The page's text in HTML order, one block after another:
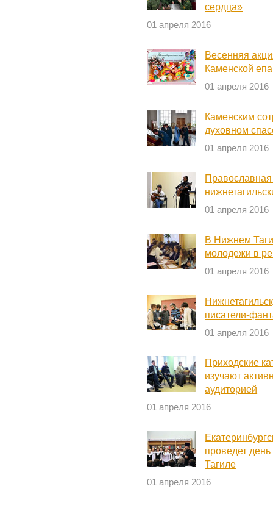
сердца»
01 апреля 2016
Весенняя
Каменской
01 апреля 2016
Каменским
духовном
01 апреля 2016
01 апреля 2016
В Нижнем
молодежи в
01 апреля 2016
писатели-
01 апреля 2016
Приходские
изучают
аудиторией
01 апреля 2016
проведет
Тагиле
01 апреля 2016